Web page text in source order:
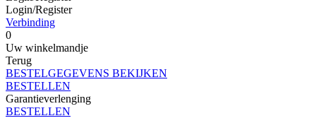
Login/Register
Verbinding
0
Uw winkelmandje
Terug
BESTELGEGEVENS BEKIJKEN
BESTELLEN
Garantieverlenging
BESTELLEN